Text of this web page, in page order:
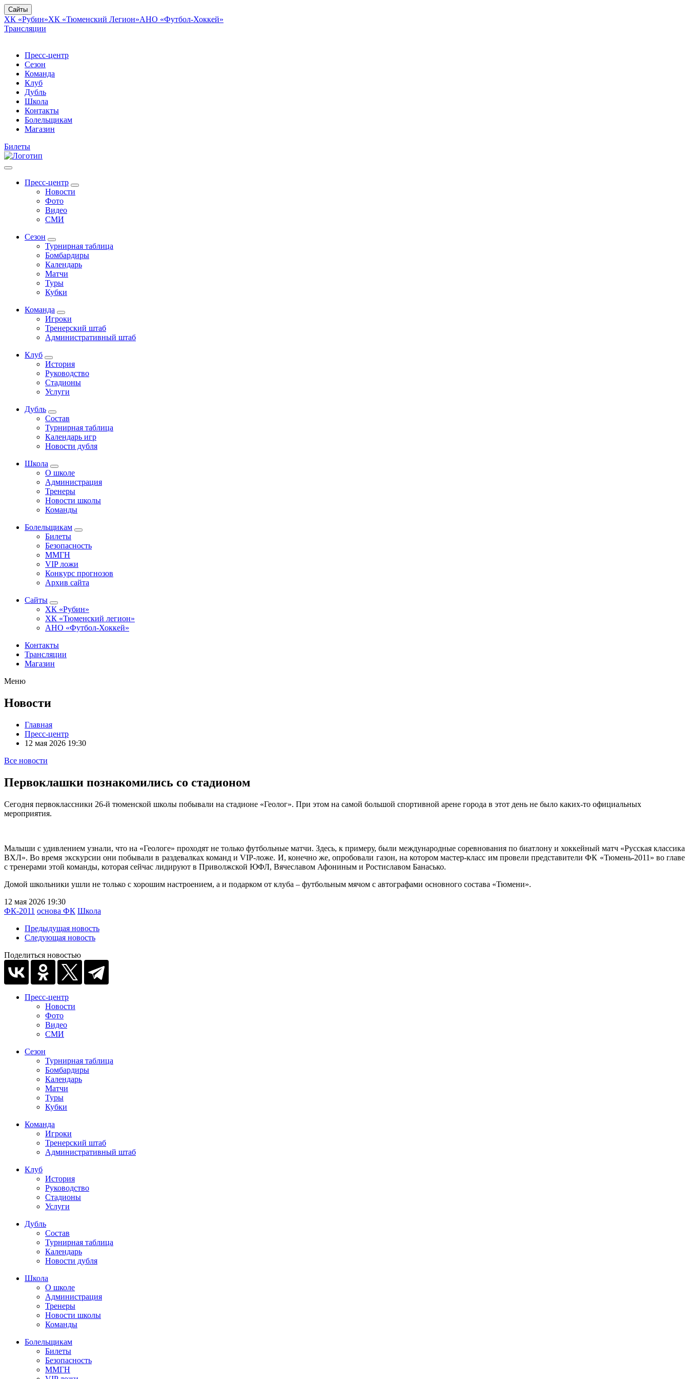
Сайты
ХК «Рубин»ХК «Тюменский Легион»АНО «Футбол-Хоккей»
Трансляции
Пресс-центр
Сезон
Команда
Клуб
Дубль
Школа
Контакты
Болельщикам
Магазин
Билеты
Пресс-центр
Новости
Фото
Видео
СМИ
Сезон
Турнирная таблица
Бомбардиры
Календарь
Матчи
Туры
Кубки
Команда
Игроки
Тренерский штаб
Административный штаб
Клуб
История
Руководство
Стадионы
Услуги
Дубль
Состав
Турнирная таблица
Календарь игр
Новости дубля
Школа
О школе
Администрация
Тренеры
Новости школы
Команды
Болельщикам
Билеты
Безопасность
ММГН
VIP ложи
Конкурс прогнозов
Архив сайта
Сайты
ХК «Рубин»
ХК «Тюменский легион»
АНО «Футбол-Хоккей»
Контакты
Трансляции
Магазин
Меню
Новости
Главная
Пресс-центр
12 мая 2026 19:30
Все новости
Первоклашки познакомились со стадионом
Сегодня первоклассники 26-й тюменской школы побывали на стадионе «Геолог». При этом на самой большой спортивной арене города в этот день не было каких-то официальных
мероприятия.
Малыши с удивлением узнали, что на «Геологе» проходят не только футбольные матчи. Здесь, к примеру, были международные соревнования по биатлону и хоккейный матч «Русская классика
ВХЛ». Во время экскурсии они побывали в раздевалках команд и VIP-ложе. И, конечно же, опробовали газон, на котором мастер-класс им провели представители ФК «Тюмень-2011» во главе
с тренерами этой команды, которая сейчас лидируют в Приволжской ЮФЛ, Вячеславом Афониным и Ростиславом Банасько.
Домой школьники ушли не только с хорошим настроением, а и подарком от клуба – футбольным мячом с автографами основного состава «Тюмени».
12 мая 2026 19:30
ФК-2011 основа ФК Школа
Предыдущая новость
Следующая новость
Поделиться новостью
Пресс-центр
Новости
Фото
Видео
СМИ
Сезон
Турнирная таблица
Бомбардиры
Календарь
Матчи
Туры
Кубки
Команда
Игроки
Тренерский штаб
Административный штаб
Клуб
История
Руководство
Стадионы
Услуги
Дубль
Состав
Турнирная таблица
Календарь
Новости дубля
Школа
О школе
Администрация
Тренеры
Новости школы
Команды
Болельщикам
Билеты
Безопасность
ММГН